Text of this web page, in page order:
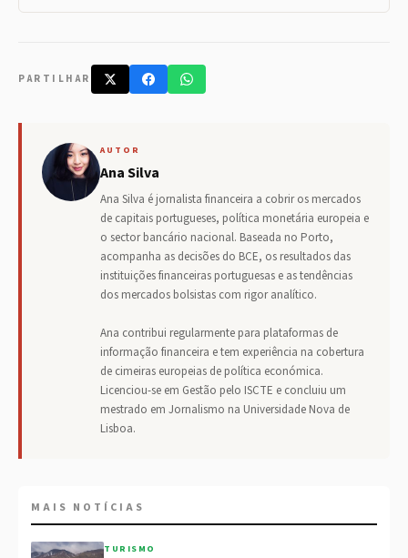
PARTILHAR
AUTOR
Ana Silva
Ana Silva é jornalista financeira a cobrir os mercados
de capitais portugueses, política monetária europeia e
o sector bancário nacional. Baseada no Porto,
acompanha as decisões do BCE, os resultados das
instituições financeiras portuguesas e as tendências
dos mercados bolsistas com rigor analítico.
Ana contribui regularmente para plataformas de
informação financeira e tem experiência na cobertura
de cimeiras europeias de política económica.
Licenciou-se em Gestão pelo ISCTE e concluiu um
mestrado em Jornalismo na Universidade Nova de
Lisboa.
MAIS NOTÍCIAS
TURISMO